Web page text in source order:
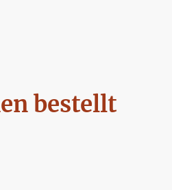
bestellt